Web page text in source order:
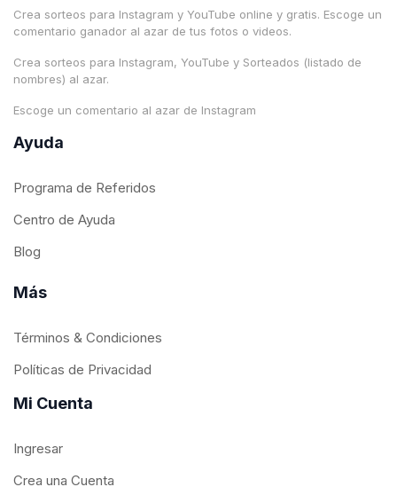
Crea sorteos para Instagram y YouTube online y gratis. Escoge un
comentario ganador al azar de tus fotos o videos.
Crea sorteos para Instagram, YouTube y Sorteados (listado de
nombres) al azar.
Escoge un comentario al azar de Instagram
Ayuda
Programa de Referidos
Centro de Ayuda
Blog
Más
Términos & Condiciones
Políticas de Privacidad
Mi Cuenta
Ingresar
Crea una Cuenta